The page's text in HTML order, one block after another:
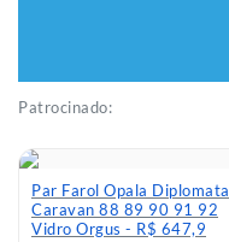
Patrocinado:
Par Farol Opala Diplomata
Caravan 88 89 90 91 92
Vidro Orgus - R$ 647,9